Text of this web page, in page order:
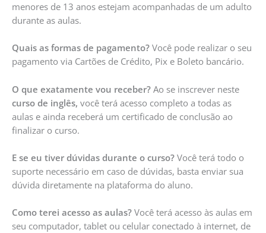
menores de 13 anos estejam acompanhadas de um adulto
durante as aulas.
Quais as formas de pagamento? Você pode realizar o seu
pagamento via Cartões de Crédito, Pix e Boleto bancário.
O que exatamente vou receber? Ao se inscrever neste
curso de inglês, você terá acesso completo a todas as
aulas e ainda receberá um certificado de conclusão ao
finalizar o curso.
E se eu tiver dúvidas durante o curso? Você terá todo o
suporte necessário em caso de dúvidas, basta enviar sua
dúvida diretamente na plataforma do aluno.
Como terei acesso as aulas? Você terá acesso às aulas em
seu computador, tablet ou celular conectado à internet, de